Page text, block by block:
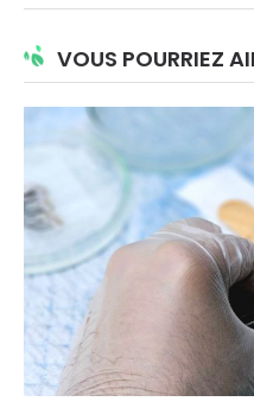
VOUS POURRIEZ